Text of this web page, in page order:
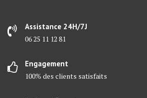
Assistance 24H/7J
06 25 11 12 81
Engagement
100% des clients satisfaits